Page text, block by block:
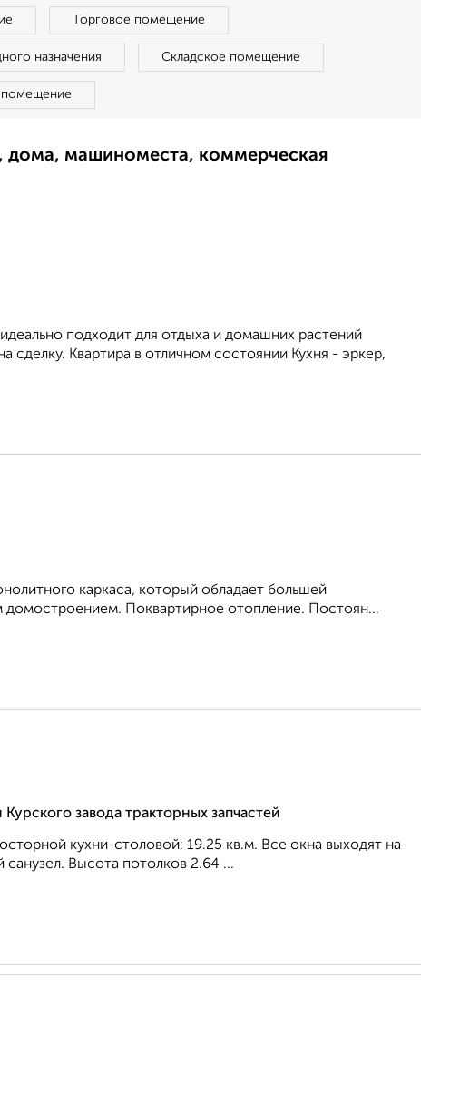
Торговое помещение
назначения Складское помещение
помещение
дома, машиноместа, коммерческая
подходит для отдыха и домашних растений
сделку. Квартира в отличном состоянии Кухня - эркер,
каркаса, который обладает большей
Поквартирное отопление. Постоян...
завода тракторных запчастей
кухни-столовой: 19.25 кв.м. Все окна выходят на
Высота потолков 2.64 ...